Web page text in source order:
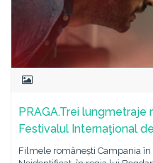
PRAGA.Trei
Festivalul Internaţional
Filmele românești Campania în